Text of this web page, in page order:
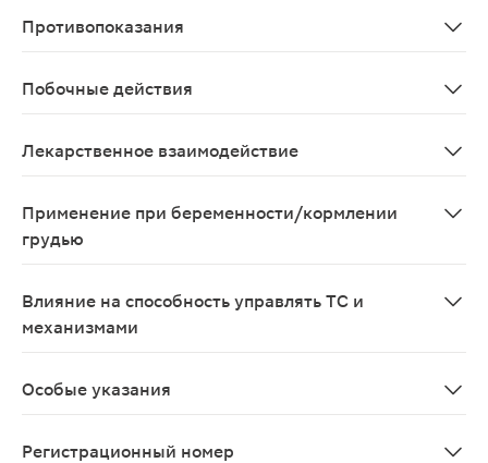
Противопоказания
Побочные действия
Лекарственное взаимодействие
Применение при беременности/кормлении
грудью
Влияние на способность управлять ТС и
механизмами
Особые указания
Регистрационный номер